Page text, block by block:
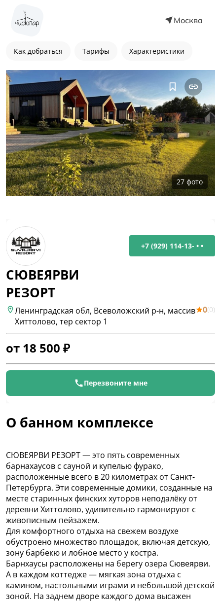
Москва
Как добраться Тарифы Характеристики
27 фото
+7 (929) 114-13- • •
СЮВЕЯРВИ
РЕЗОРТ
Ленинградская обл, Всеволожский р-н, массив
Хиттолово, тер сектор 1
0(0)
от 18 500 ₽
Перезвоните мне
О банном комплексе
СЮВЕЯРВИ РЕЗОРТ — это пять современных
барнахаусов с сауной и купелью фурако,
расположенные всего в 20 километрах от Санкт-
Петербурга. Эти современные домики, созданные на
месте старинных финских хуторов неподалёку от
деревни Хиттолово, удивительно гармонируют с
живописным пейзажем.
Для комфортного отдыха на свежем воздухе
обустроено множество площадок, включая детскую,
зону барбекю и лобное место у костра.
Барнхаусы расположены на берегу озера Сювеярви.
А в каждом коттедже — мягкая зона отдыха с
камином, настольными играми и небольшой детской
зоной. На заднем дворе каждого дома высажен